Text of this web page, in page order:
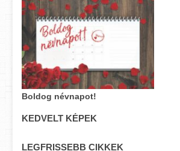
Boldog névnapot!
KEDVELT KÉPEK
LEGFRISSEBB CIKKEK